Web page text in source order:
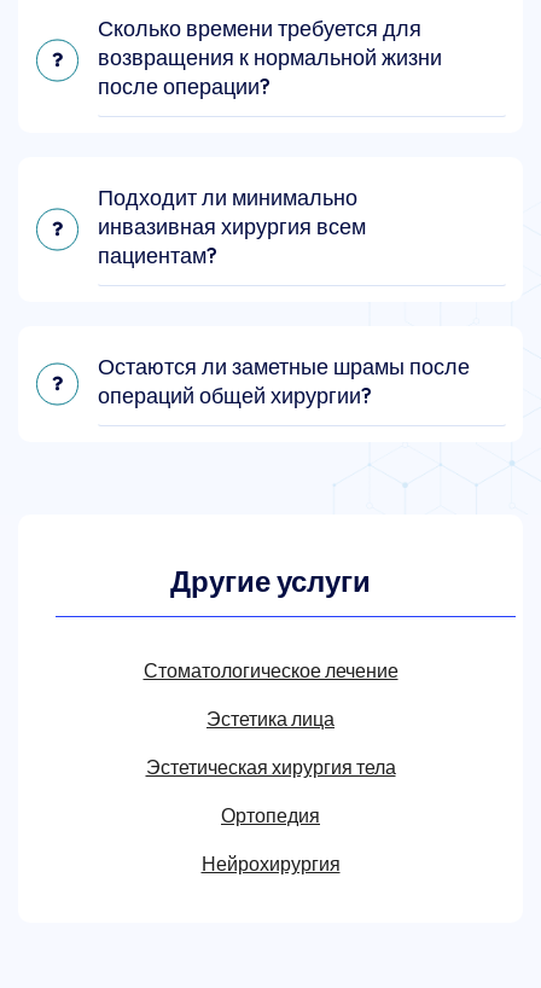
Сколько времени требуется для
возвращения к нормальной жизни
после операции?
Подходит ли минимально
инвазивная хирургия всем
пациентам?
Остаются ли заметные шрамы после
операций общей хирургии?
Другие услуги
Стоматологическое лечение
Эстетика лица
Эстетическая хирургия тела
Ортопедия
Нейрохирургия